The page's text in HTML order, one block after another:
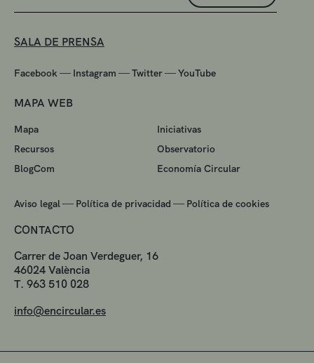
SALA DE PRENSA
Facebook — Instagram —Twitter—YouTube
MAPA WEB
Mapa
Iniciativas
Recursos
Observatorio
BlogCom
Economía Circular
Aviso legal — Política de privacidad — Política de cookies
CONTACTO
Carrer de Joan Verdeguer, 16
46024 València
T. 963 510 028
info@encircular.es